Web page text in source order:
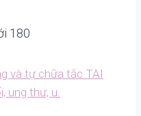
180
và tự chữa tắc TAI
ung thư, u.